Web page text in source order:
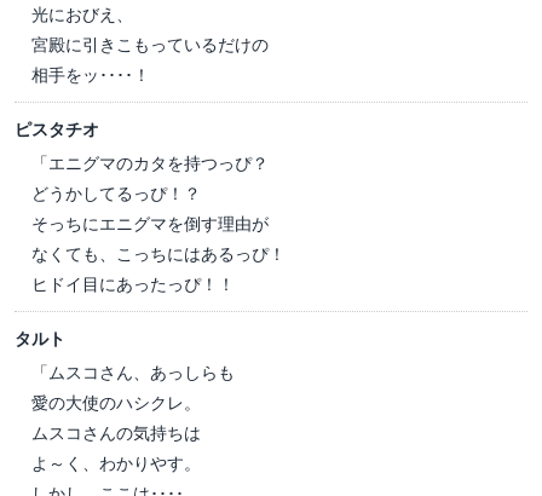
光におびえ、
宮殿に引きこもっているだけの
相手をッ････！
ピスタチオ
「エニグマのカタを持つっぴ？
どうかしてるっぴ！？
そっちにエニグマを倒す理由が
なくても、こっちにはあるっぴ！
ヒドイ目にあったっぴ！！
タルト
「ムスコさん、あっしらも
愛の大使のハシクレ。
ムスコさんの気持ちは
よ～く、わかりやす。